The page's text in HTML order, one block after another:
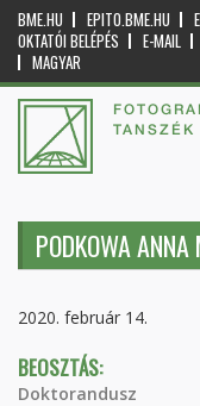
BME.HU EPITO.BME.HU
OKTATÓI BELÉPÉS
E-MAIL
MAGYAR
TANSZÉK
PODKOWA ANNA
2020. február 14.
BEOSZTÁS:
Doktorandusz